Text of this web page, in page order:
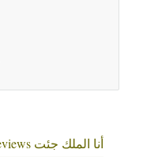
أنا الملك جئت Reviews